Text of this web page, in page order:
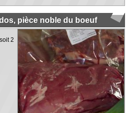
pièce noble du boeuf
2